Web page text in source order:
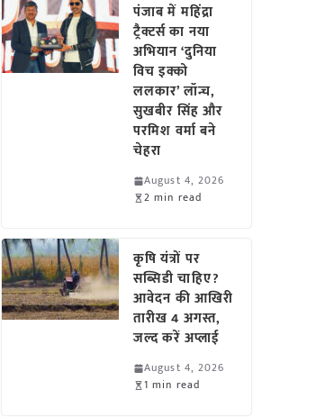
पंजाब में महिंद्रा
ट्रैक्टर्स का नया
अभियान ‘दुनिया
विच इक्को
ललकार’ लॉन्च,
सुखबीर सिंह और
परमिश वर्मा बने
चेहरा
August 4, 2026
2 min read
कृषि यंत्रों पर
सब्सिडी चाहिए?
आवेदन की आखिरी
तारीख 4 अगस्त,
जल्द करें अप्लाई
August 4, 2026
1 min read